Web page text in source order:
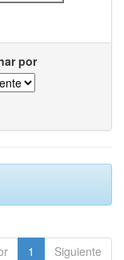
por
1 Siguiente